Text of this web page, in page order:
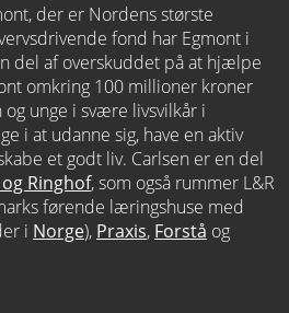
der er Nordens største
fond har Egmont i
del af overskuddet på at hjælpe
omkring 100 millioner kroner
unge i svære livsvilkår i
i at udanne sig, have en aktiv
et godt liv. Carlsen er en del
Ringhof, som også rummer L&R
førende læringshuse med
i Norge), Praxis, Forstå og